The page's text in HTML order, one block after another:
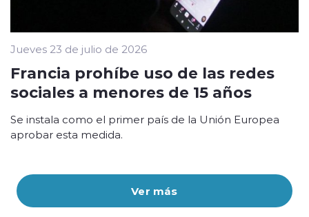
Ver más
Jueves 23 de julio de 2026
Francia prohíbe uso de las redes
sociales a menores de 15 años
Se instala como el primer país de la Unión Europea
aprobar esta medida.